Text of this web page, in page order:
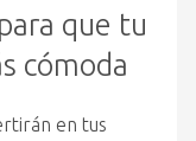
que tu
cómoda
en tus